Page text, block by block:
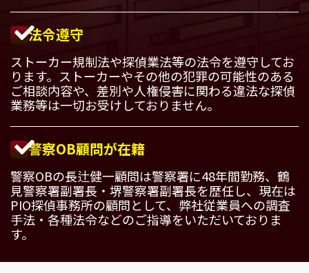
法令遵守
ストーカー規制法や探偵業法等の法令を遵守してお
ります。ストーカーやその他の犯罪の可能性のある
ご相談内容や、差別や人権侵害に関わる違法な探偵
業務等は一切お受けしておりません。
警察OB顧問が在籍
警察OBの長辻健一顧問は警察署に48年間勤務、鶴
見警察署副署長・堺警察署副署長を歴任し、現在は
PIO探偵事務所の顧問として、弊社従業員への調査
手法・各種法令などのご指導をいただいておりま
す。